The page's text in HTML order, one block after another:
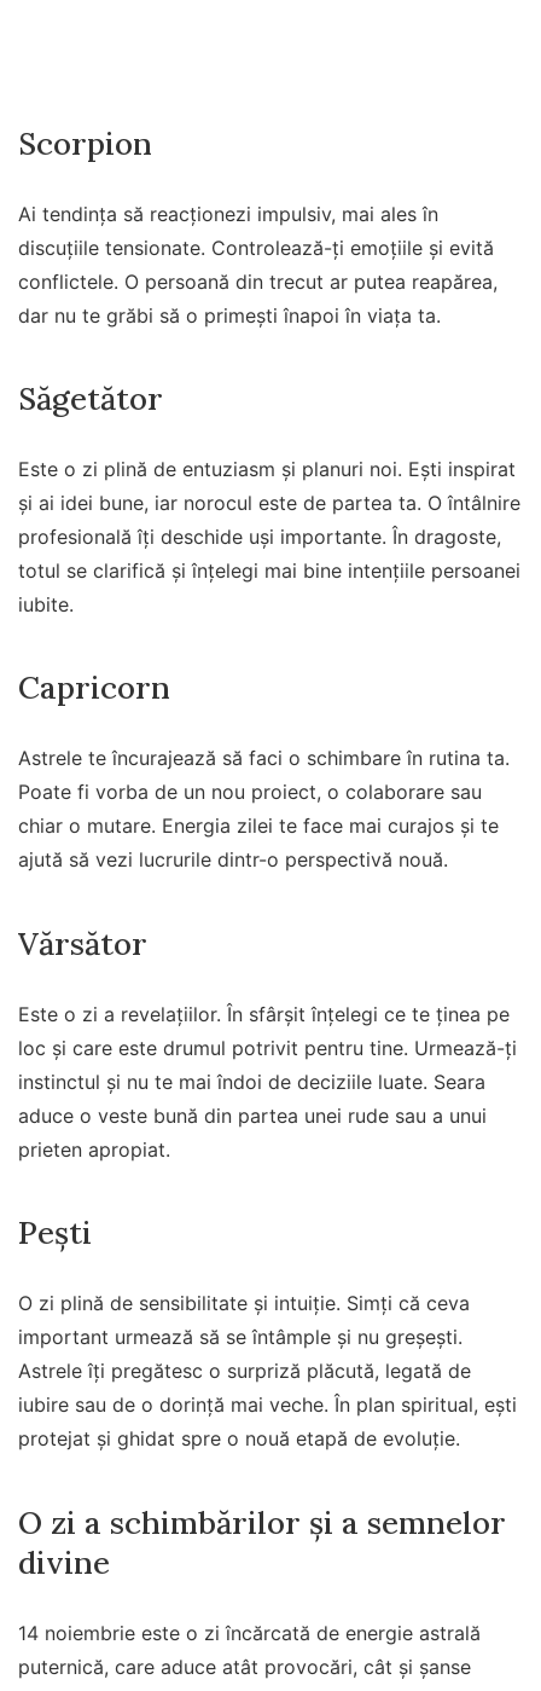
Scorpion
Ai tendința să reacționezi impulsiv, mai ales în
discuțiile tensionate. Controlează-ți emoțiile și evită
conflictele. O persoană din trecut ar putea reapărea,
dar nu te grăbi să o primești înapoi în viața ta.
Săgetător
Este o zi plină de entuziasm și planuri noi. Ești inspirat
și ai idei bune, iar norocul este de partea ta. O întâlnire
profesională îți deschide uși importante. În dragoste,
totul se clarifică și înțelegi mai bine intențiile persoanei
iubite.
Capricorn
Astrele te încurajează să faci o schimbare în rutina ta.
Poate fi vorba de un nou proiect, o colaborare sau
chiar o mutare. Energia zilei te face mai curajos și te
ajută să vezi lucrurile dintr-o perspectivă nouă.
Vărsător
Este o zi a revelațiilor. În sfârșit înțelegi ce te ținea pe
loc și care este drumul potrivit pentru tine. Urmează-ți
instinctul și nu te mai îndoi de deciziile luate. Seara
aduce o veste bună din partea unei rude sau a unui
prieten apropiat.
Pești
O zi plină de sensibilitate și intuiție. Simți că ceva
important urmează să se întâmple și nu greșești.
Astrele îți pregătesc o surpriză plăcută, legată de
iubire sau de o dorință mai veche. În plan spiritual, ești
protejat și ghidat spre o nouă etapă de evoluție.
O zi a schimbărilor și a semnelor
divine
14 noiembrie este o zi încărcată de energie astrală
puternică, care aduce atât provocări, cât și șanse